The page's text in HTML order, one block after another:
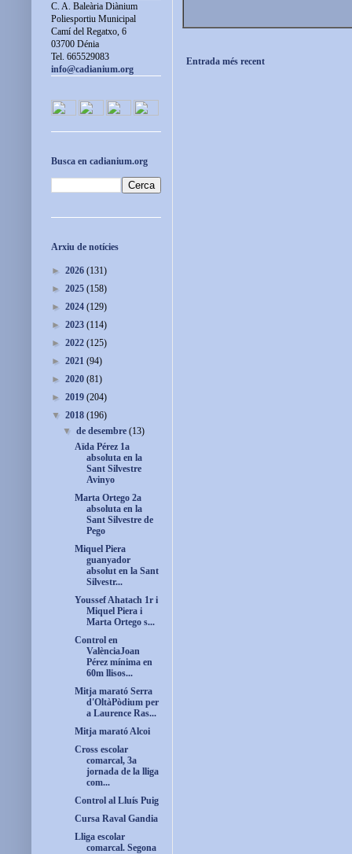
Entrada més recent
C. A. Baleària Diànium
Poliesportiu Municipal
Camí del Regatxo, 6
03700 Dénia
Tel. 665529083
info@cadianium.org
Busca en cadianium.org
Arxiu de notícies
► 2026 (131)
► 2025 (158)
► 2024 (129)
► 2023 (114)
► 2022 (125)
► 2021 (94)
► 2020 (81)
► 2019 (204)
▼ 2018 (196)
▼de desembre(13)
Aïda Pérez 1a
absoluta en la
Sant Silvestre
Avinyo
Marta Ortego 2a
absoluta en la
Sant Silvestre de
Pego
Miquel Piera
guanyador
absolut en la Sant
Silvestr...
Youssef Ahatach 1r i
Miquel Piera i
Marta Ortego s...
Control en
ValènciaJoan
Pérez mínima en
60m llisos...
Mitja marató Serra
d'OltàPòdium per
a Laurence Ras...
Mitja marató Alcoi
Cross escolar
comarcal, 3a
jornada de la lliga
com...
Control al Lluís Puig
Cursa Raval Gandia
Lliga escolar
comarcal. Segona